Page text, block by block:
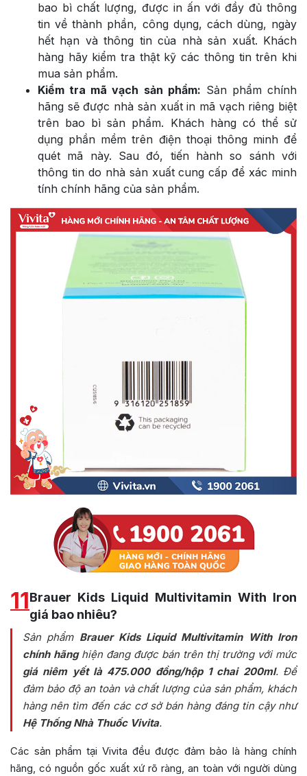
bao bì chất lượng, được in ấn với đầy đủ thông
tin về thành phần, công dụng, cách dùng, ngày
hết hạn và thông tin của nhà sản xuất. Khách
hàng hãy kiểm tra thật kỹ các thông tin trên khi
mua sản phẩm.
Kiểm tra mã vạch sản phẩm: Sản phẩm chính
hãng sẽ được nhà sản xuất in mã vạch riêng biệt
trên bao bì sản phẩm. Khách hàng có thể sử
dụng phần mềm trên điện thoại thông minh để
quét mã này. Sau đó, tiến hành so sánh với
thông tin do nhà sản xuất cung cấp để xác minh
tính chính hãng của sản phẩm.
11Brauer Kids Liquid Multivitamin With Iron
giá bao nhiêu?
Sản phẩm Brauer Kids Liquid Multivitamin With Iron
chính hãnghiện đang được bán trên thị trường với mức
giá niêm yết là 475.000 đồng/hộp 1 chai 200ml. Để
đảm bảo độ an toàn và chất lượng của sản phẩm, khách
hàng nên tìm đến các cơ sở bán hàng đáng tin cậy như
Hệ Thống Nhà Thuốc Vivita.
Các sản phẩm tại Vivita đều được đảm bảo là hàng chính
hãng, có nguồn gốc xuất xứ rõ ràng, an toàn với người dùng